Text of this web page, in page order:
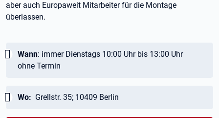
aber auch Europaweit Mitarbeiter für die Montage
überlassen.
Wichtig:
Wann: immer Dienstags 10:00 Uhr bis 13:00 Uhr
ohne Termin
Wichtig:
Wo: Grellstr. 35; 10409 Berlin